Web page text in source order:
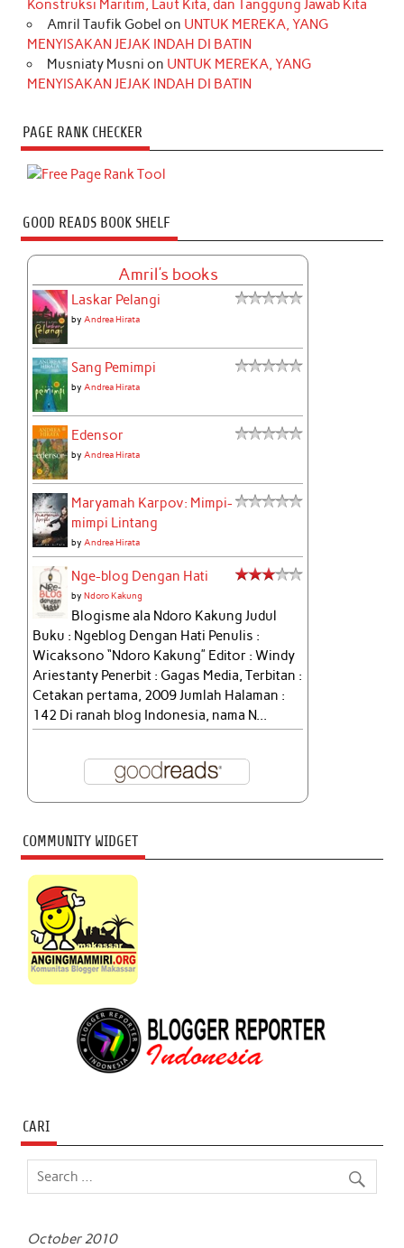
Konstruksi Maritim, Laut Kita, dan Tanggung Jawab Kita
Amril Taufik Gobel on UNTUK MEREKA, YANG
MENYISAKAN JEJAK INDAH DI BATIN
Musniaty Musni on UNTUK MEREKA, YANG
MENYISAKAN JEJAK INDAH DI BATIN
PAGE RANK CHECKER
GOOD READS BOOK SHELF
Amril's books
Laskar Pelangi
byAndrea Hirata
Sang Pemimpi
byAndrea Hirata
Edensor
byAndrea Hirata
Maryamah Karpov: Mimpi-
mimpi Lintang
byAndrea Hirata
Nge-blog Dengan Hati
byNdoro Kakung
Blogisme ala Ndoro Kakung Judul
Buku : Ngeblog Dengan Hati Penulis :
Wicaksono “Ndoro Kakung” Editor : Windy
Ariestanty Penerbit : Gagas Media, Terbitan :
Cetakan pertama, 2009 Jumlah Halaman :
142 Di ranah blog Indonesia, nama N...
COMMUNITY WIDGET
CARI
October 2010